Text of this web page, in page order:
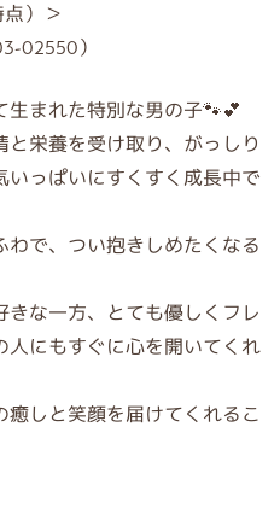
）＞
02550）
まれた特別な男の子🐾💕
栄養を受け取り、がっしり
いっぱいにすくすく成長中で
で、つい抱きしめたくなる
な一方、とても優しくフレ
人にもすぐに心を開いてくれ
しと笑顔を届けてくれるこ